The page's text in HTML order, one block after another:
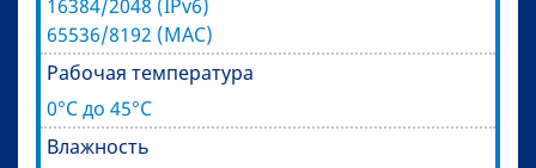
16384/2048 (IPv6)
65536/8192 (MAC)
Рабочая температура
0°C до 45°C
Влажность